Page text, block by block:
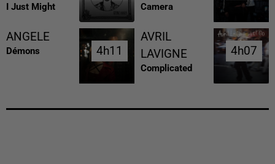
I Just Might Camera
ANGELE
Démons 4h11
4h11
AVRIL
LAVIGNE
Complicated
4h07
4h07